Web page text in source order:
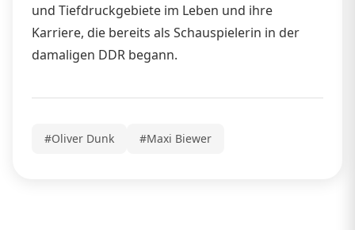
und Tiefdruckgebiete im Leben und ihre
Karriere, die bereits als Schauspielerin in der
damaligen DDR begann.
#Oliver Dunk #Maxi Biewer